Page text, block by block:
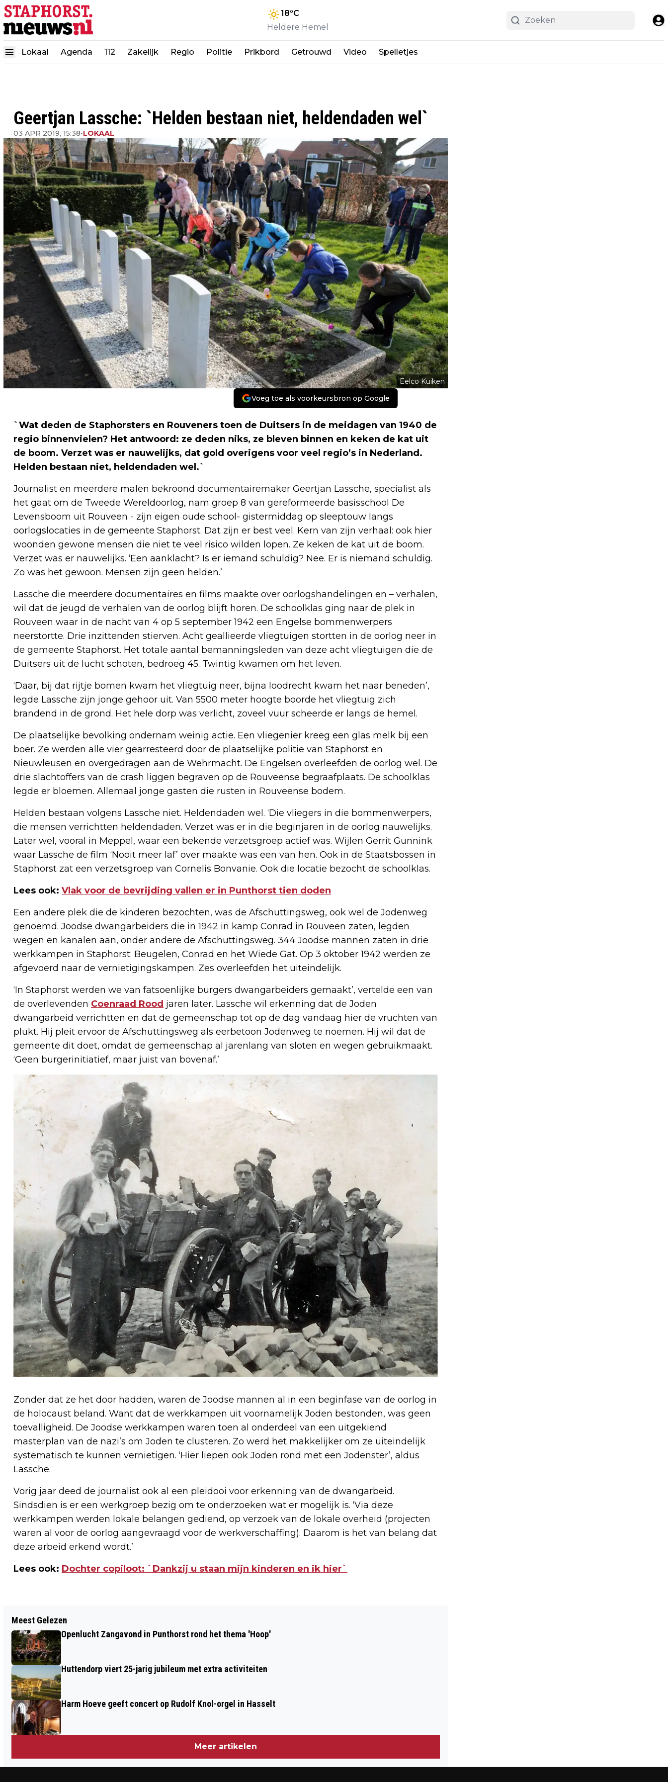
18°C
Heldere Hemel
Lokaal Agenda 112 Zakelijk Regio Politie Prikbord Getrouwd Video Spelletjes
Geertjan Lassche: `Helden bestaan niet, heldendaden wel`
03 APR 2019, 15:38•LOKAAL
Eelco Kuiken
Voeg toe als voorkeursbron op Google
`Wat deden de Staphorsters en Rouveners toen de Duitsers in de meidagen van 1940 de
regio binnenvielen? Het antwoord: ze deden niks, ze bleven binnen en keken de kat uit
de boom. Verzet was er nauwelijks, dat gold overigens voor veel regio’s in Nederland.
Helden bestaan niet, heldendaden wel.`
Journalist en meerdere malen bekroond documentairemaker Geertjan Lassche, specialist als
het gaat om de Tweede Wereldoorlog, nam groep 8 van gereformeerde basisschool De
Levensboom uit Rouveen - zijn eigen oude school- gistermiddag op sleeptouw langs
oorlogslocaties in de gemeente Staphorst. Dat zijn er best veel. Kern van zijn verhaal: ook hier
woonden gewone mensen die niet te veel risico wilden lopen. Ze keken de kat uit de boom.
Verzet was er nauwelijks. ‘Een aanklacht? Is er iemand schuldig? Nee. Er is niemand schuldig.
Zo was het gewoon. Mensen zijn geen helden.’
Lassche die meerdere documentaires en films maakte over oorlogshandelingen en – verhalen,
wil dat de jeugd de verhalen van de oorlog blijft horen. De schoolklas ging naar de plek in
Rouveen waar in de nacht van 4 op 5 september 1942 een Engelse bommenwerpers
neerstortte. Drie inzittenden stierven. Acht geallieerde vliegtuigen stortten in de oorlog neer in
de gemeente Staphorst. Het totale aantal bemanningsleden van deze acht vliegtuigen die de
Duitsers uit de lucht schoten, bedroeg 45. Twintig kwamen om het leven.
‘Daar, bij dat rijtje bomen kwam het vliegtuig neer, bijna loodrecht kwam het naar beneden’,
legde Lassche zijn jonge gehoor uit. Van 5500 meter hoogte boorde het vliegtuig zich
brandend in de grond. Het hele dorp was verlicht, zoveel vuur scheerde er langs de hemel.
De plaatselijke bevolking ondernam weinig actie. Een vliegenier kreeg een glas melk bij een
boer. Ze werden alle vier gearresteerd door de plaatselijke politie van Staphorst en
Nieuwleusen en overgedragen aan de Wehrmacht. De Engelsen overleefden de oorlog wel. De
drie slachtoffers van de crash liggen begraven op de Rouveense begraafplaats. De schoolklas
legde er bloemen. Allemaal jonge gasten die rusten in Rouveense bodem.
Helden bestaan volgens Lassche niet. Heldendaden wel. ‘Die vliegers in die bommenwerpers,
die mensen verrichtten heldendaden. Verzet was er in die beginjaren in de oorlog nauwelijks.
Later wel, vooral in Meppel, waar een bekende verzetsgroep actief was. Wijlen Gerrit Gunnink
waar Lassche de film ‘Nooit meer laf’ over maakte was een van hen. Ook in de Staatsbossen in
Staphorst zat een verzetsgroep van Cornelis Bonvanie. Ook die locatie bezocht de schoolklas.
Lees ook: Vlak voor de bevrijding vallen er in Punthorst tien doden
Een andere plek die de kinderen bezochten, was de Afschuttingsweg, ook wel de Jodenweg
genoemd. Joodse dwangarbeiders die in 1942 in kamp Conrad in Rouveen zaten, legden
wegen en kanalen aan, onder andere de Afschuttingsweg. 344 Joodse mannen zaten in drie
werkkampen in Staphorst: Beugelen, Conrad en het Wiede Gat. Op 3 oktober 1942 werden ze
afgevoerd naar de vernietigingskampen. Zes overleefden het uiteindelijk.
‘In Staphorst werden we van fatsoenlijke burgers dwangarbeiders gemaakt’, vertelde een van
de overlevenden Coenraad Rood jaren later. Lassche wil erkenning dat de Joden
dwangarbeid verrichtten en dat de gemeenschap tot op de dag vandaag hier de vruchten van
plukt. Hij pleit ervoor de Afschuttingsweg als eerbetoon Jodenweg te noemen. Hij wil dat de
gemeente dit doet, omdat de gemeenschap al jarenlang van sloten en wegen gebruikmaakt.
‘Geen burgerinitiatief, maar juist van bovenaf.’
Zonder dat ze het door hadden, waren de Joodse mannen al in een beginfase van de oorlog in
de holocaust beland. Want dat de werkkampen uit voornamelijk Joden bestonden, was geen
toevalligheid. De Joodse werkkampen waren toen al onderdeel van een uitgekiend
masterplan van de nazi’s om Joden te clusteren. Zo werd het makkelijker om ze uiteindelijk
systematisch te kunnen vernietigen. ‘Hier liepen ook Joden rond met een Jodenster’, aldus
Lassche.
Vorig jaar deed de journalist ook al een pleidooi voor erkenning van de dwangarbeid.
Sindsdien is er een werkgroep bezig om te onderzoeken wat er mogelijk is. ‘Via deze
werkkampen werden lokale belangen gediend, op verzoek van de lokale overheid (projecten
waren al voor de oorlog aangevraagd voor de werkverschaffing). Daarom is het van belang dat
deze arbeid erkend wordt.’
Lees ook: Dochter copiloot: `Dankzij u staan mijn kinderen en ik hier`
EUROPESE SNELHEIDSCONTROLES
`OPERATION SPEED 2019`
LAATSTE VOORLEESUURTJE IN BIEB
Meest Gelezen
Openlucht Zangavond in Punthorst rond het thema 'Hoop'
Huttendorp viert 25-jarig jubileum met extra activiteiten
Harm Hoeve geeft concert op Rudolf Knol-orgel in Hasselt
Meer artikelen